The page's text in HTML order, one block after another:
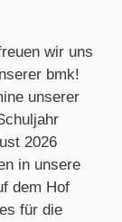
wir uns
bmk!
unserer
2026
in unsere
dem Hof
für die